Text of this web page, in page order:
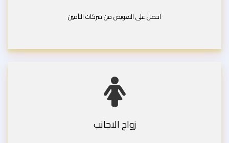
احصل على التعويض من شركات التأمين
زواج الاجانب